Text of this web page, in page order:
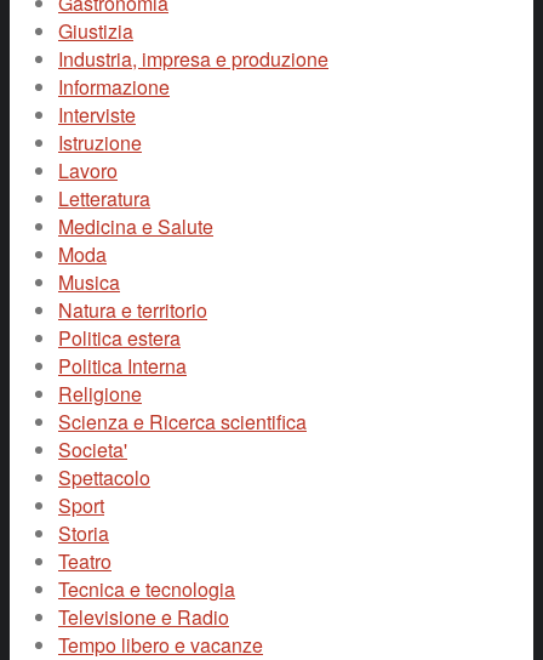
Giustizia
Industria, impresa e produzione
Informazione
Interviste
Istruzione
Lavoro
Letteratura
Medicina e Salute
Moda
Musica
Natura e territorio
Politica estera
Politica Interna
Religione
Scienza e Ricerca scientifica
Societa'
Spettacolo
Sport
Storia
Teatro
Tecnica e tecnologia
Televisione e Radio
Tempo libero e vacanze